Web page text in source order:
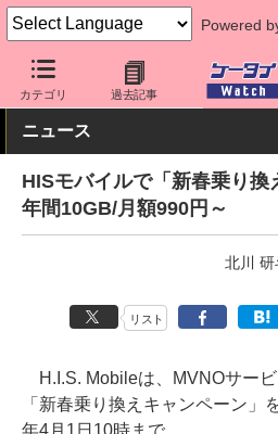
Powered
カテゴリ 過去記事
ケータイ Watch 格安スマホ/格安SIM
ニュース
HISモバイルで「新春乗り換
年間10GB/月額990円～
北川 研
リスト
H.I.S. Mobileは、MVNOサー
「新春乗り換えキャンペーン」
年4月1日10時まで。